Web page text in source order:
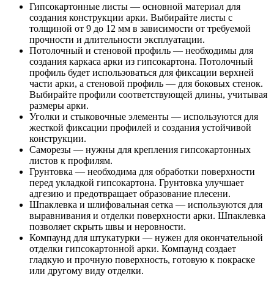
Гипсокартонные листы — основной материал для
создания конструкции арки. Выбирайте листы с
толщиной от 9 до 12 мм в зависимости от требуемой
прочности и длительности эксплуатации.
Потолочный и стеновой профиль — необходимы для
создания каркаса арки из гипсокартона. Потолочный
профиль будет использоваться для фиксации верхней
части арки, а стеновой профиль — для боковых стенок.
Выбирайте профили соответствующей длины, учитывая
размеры арки.
Уголки и стыковочные элементы — используются для
жесткой фиксации профилей и создания устойчивой
конструкции.
Саморезы — нужны для крепления гипсокартонных
листов к профилям.
Грунтовка — необходима для обработки поверхности
перед укладкой гипсокартона. Грунтовка улучшает
адгезию и предотвращает образование плесени.
Шпаклевка и шлифовальная сетка — используются для
выравнивания и отделки поверхности арки. Шпаклевка
позволяет скрыть швы и неровности.
Компаунд для штукатурки — нужен для окончательной
отделки гипсокартонной арки. Компаунд создает
гладкую и прочную поверхность, готовую к покраске
или другому виду отделки.